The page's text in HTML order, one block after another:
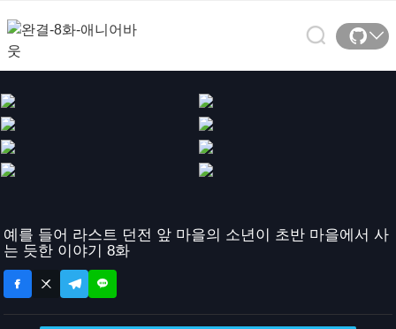
예를 들어 라스트 던전 앞 마을의 소년이 초반 마을에서 사
는 듯한 이야기 8화